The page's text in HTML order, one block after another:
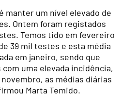
manter um nível elevado de
Ontem foram registados
Temos tido em fevereiro
39 mil testes e esta média
em janeiro, sendo que
uma elevada incidência,
as médias diárias
Marta Temido.